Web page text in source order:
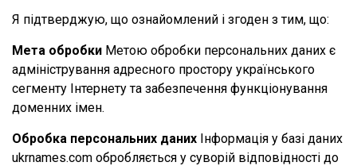
Я підтверджую, що ознайомлений і згоден з тим, що:
Мета обробки Метою обробки персональних даних є
адміністрування адресного простору українського
сегменту Інтернету та забезпечення функціонування
доменних імен.
Обробка персональних даних Інформація у базі даних
ukrnames.com обробляється у суворій відповідності до